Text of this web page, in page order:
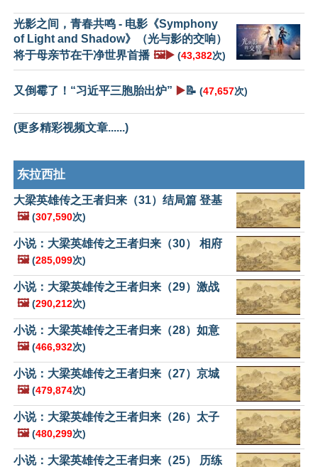
光影之间，青春共鸣 - 电影《Symphony
of Light and Shadow》（光与影的交响）
将于母亲节在干净世界首播 🖼️▶️ (43,382次)
又倒霉了！“习近平三胞胎出炉” ▶️📝 (47,657次)
(更多精彩视频文章......)
东拉西扯
大梁英雄传之王者归来（31）结局篇 登基
🖼️ (307,590次)
小说：大梁英雄传之王者归来（30） 相府
🖼️ (285,099次)
小说：大梁英雄传之王者归来（29）激战
🖼️ (290,212次)
小说：大梁英雄传之王者归来（28）如意
🖼️ (466,932次)
小说：大梁英雄传之王者归来（27）京城
🖼️ (479,874次)
小说：大梁英雄传之王者归来（26）太子
🖼️ (480,299次)
小说：大梁英雄传之王者归来（25） 历练